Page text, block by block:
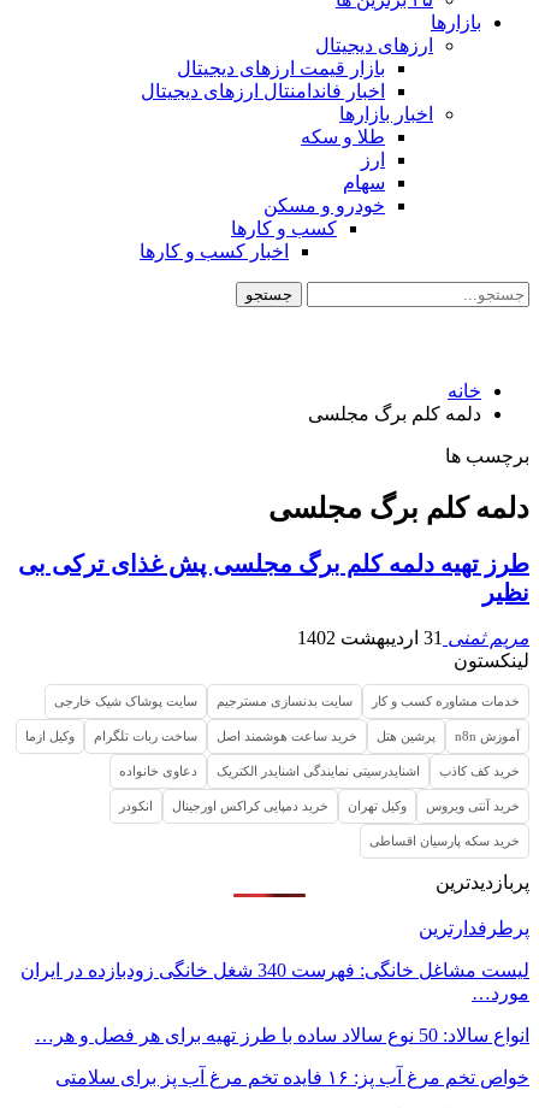
بازارها
ارزهای دیجیتال
بازار قیمت ارزهای دیجیتال
اخبار فاندامنتال ارزهای دیجیتال
اخبار بازارها
طلا و سکه
ارز
سهام
خودرو و مسکن
کسب و کارها
اخبار کسب و کارها
خانه
دلمه کلم برگ مجلسی
برچسب ها
دلمه کلم برگ مجلسی
طرز تهیه دلمه کلم برگ مجلسی پش غذای ترکی بی
نظیر
مریم ثمنی 31 اردیبهشت 1402
لینکستون
خدمات مشاوره کسب و کار سایت بدنسازی مسترجیم سایت پوشاک شیک خارجی
آموزش n8n پرشین هتل خرید ساعت هوشمند اصل ساخت ربات تلگرام وکیل ازما
خرید کف کاذب اشنایدرسیتی نمایندگی اشنایدر الکتریک دعاوی خانواده
خرید آنتی ویروس وکیل تهران خرید دمپایی کراکس اورجینال انکودر
خرید سکه پارسیان اقساطی
پربازدیدترین
پرطرفدارترین
لیست مشاغل خانگی: فهرست 340 شغل خانگی زودبازده در ایران
مورد…
انواع سالاد: 50 نوع سالاد ساده با طرز تهیه برای هر فصل و هر…
خواص تخم مرغ آب پز: ۱۶ فایده تخم مرغ آب پز برای سلامتی